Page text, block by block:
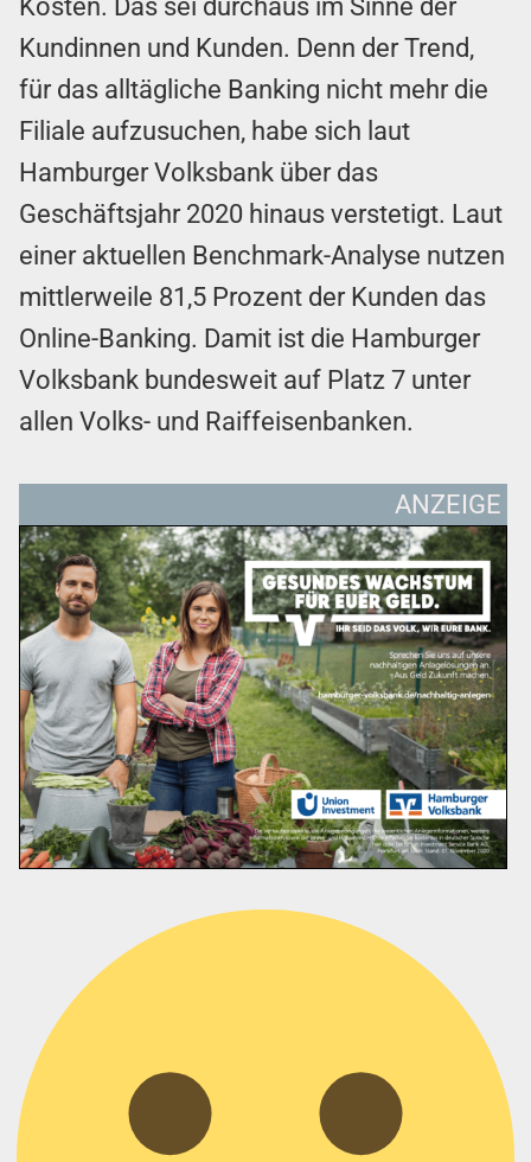
Kosten. Das sei durchaus im Sinne der
Kundinnen und Kunden. Denn der Trend,
für das alltägliche Banking nicht mehr die
Filiale aufzusuchen, habe sich laut
Hamburger Volksbank über das
Geschäftsjahr 2020 hinaus verstetigt. Laut
einer aktuellen Benchmark-Analyse nutzen
mittlerweile 81,5 Prozent der Kunden das
Online-Banking. Damit ist die Hamburger
Volksbank bundesweit auf Platz 7 unter
allen Volks- und Raiffeisenbanken.
ANZEIGE